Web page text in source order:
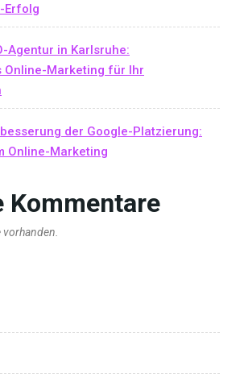
Erfolg
Agentur in Karlsruhe:
Online-Marketing für Ihr
der Google-Platzierung:
Online-Marketing
Kommentare